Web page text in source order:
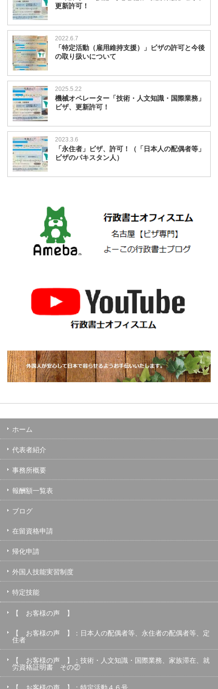
更新許可！
2022.6.7
「特定活動（雇用維持支援）」ビザの許可と今後
の取り扱いについて
2025.5.22
機械オペレーター「技術・人文知識・国際業務」
ビザ、更新許可！
2023.3.6
「永住者」ビザ、許可！（「日本人の配偶者等」
ビザのパキスタン人）
ホーム
代表者紹介
事務所概要
報酬額一覧表
ブログ
在留資格申請
帰化申請
外国人技能実習制度
特定技能
【 お客様の声 】
【 お客様の声 】：日本人の配偶者等、永住者の配偶者等、定
住者
【 お客様の声 】：技術・人文知識・国際業務、家族滞在、就
労資格証明書 その②